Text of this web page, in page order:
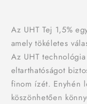
Az UHT Tej 1,5%
amely tökéletes
Az UHT
eltarthatóságot
finom ízét. Enyhén
köszönhetően